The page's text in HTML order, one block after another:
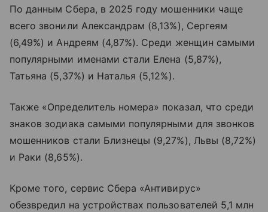
По данным Сбера, в 2025 году мошенники чаще
всего звонили Александрам (8,13%), Сергеям
(6,49%) и Андреям (4,87%). Среди женщин самыми
популярными именами стали Елена (5,87%),
Татьяна (5,37%) и Наталья (5,12%).
Также «Определитель номера» показал, что среди
знаков зодиака самыми популярными для звонков
мошенников стали Близнецы (9,27%), Львы (8,72%)
и Раки (8,65%).
Кроме того, сервис Сбера «Антивирус»
обезвредил на устройствах пользователей 5,1 млн